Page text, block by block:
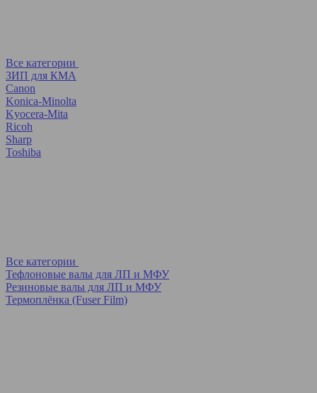
Все категории
ЗИП для КМА
Canon
Konica-Minolta
Kyocera-Mita
Ricoh
Sharp
Toshiba
Все категории
Тефлоновые валы для ЛП и МФУ
Резиновые валы для ЛП и МФУ
Термоплёнка (Fuser Film)